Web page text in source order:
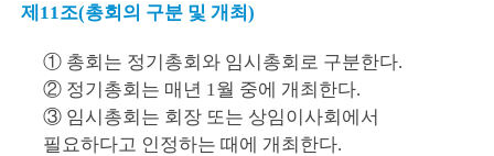
제11조(총회의 구분 및 개최)
① 총회는 정기총회와 임시총회로 구분한다.
② 정기총회는 매년 1월 중에 개최한다.
③ 임시총회는 회장 또는 상임이사회에서
필요하다고 인정하는 때에 개최한다.